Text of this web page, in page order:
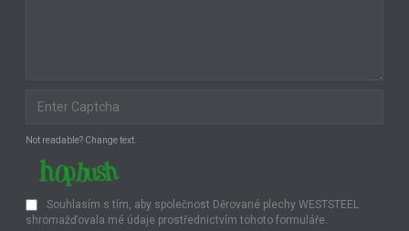
Not readable? Change text.
Souhlasím s tím, aby společnost Děrované plechy WESTSTEEL
shromažďovala mé údaje prostřednictvím tohoto formuláře.